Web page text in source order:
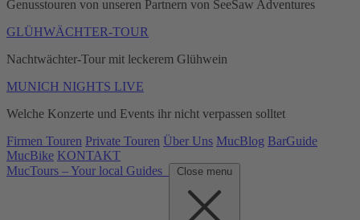
Genusstouren von unseren Partnern von SeeSaw Adventures
GLÜHWÄCHTER-TOUR
Nachtwächter-Tour mit leckerem Glühwein
MUNICH NIGHTS LIVE
Welche Konzerte und Events ihr nicht verpassen solltet
Firmen Touren Private Touren Über Uns MucBlog BarGuide
MucBike KONTAKT
MucTours – Your local Guides
Close menu